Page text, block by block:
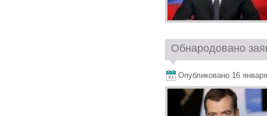
Обнародовано
Опубликовано 16